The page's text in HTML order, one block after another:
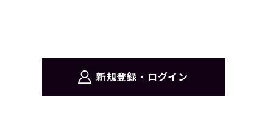
新規登録・ログイン